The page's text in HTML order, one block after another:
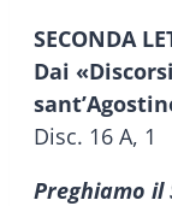
SECONDA
Dai
Disc. 16 A, 1
Preghiamo il